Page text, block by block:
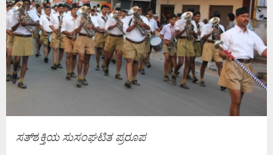
ಸತ್ಶಕ್ತಿಯ ಸುಸಂಘಟಿತ ಪ್ರರೂಪ